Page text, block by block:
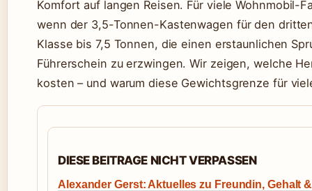
Komfort auf langen Reisen. Für viele Wohnmobil-
wenn der 3,5-Tonnen-Kastenwagen für den
Klasse bis 7,5 Tonnen, die einen erstaunlichen
Führerschein zu erzwingen. Wir zeigen, welche
kosten – und warum diese Gewichtsgrenze für
DIESE BEITRAGE NICHT VERPASSEN
Alexander Gerst: Aktuelles zu Freundin, Gehalt &